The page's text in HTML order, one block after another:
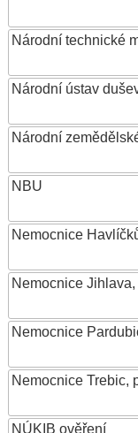
Národní technické
Národní ústav
Národní
NBU
Nemocnice
Nemocnice Jihlava,
Nemocnice
Nemocnice Trebic,
NÚKIB ověření